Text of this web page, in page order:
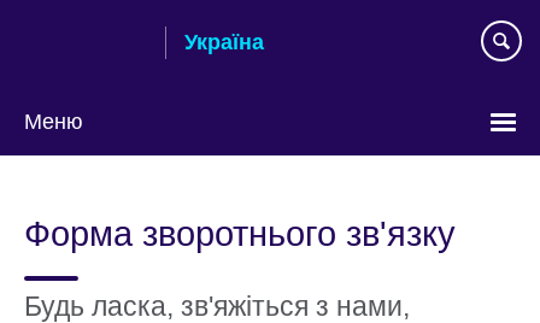
Україна
Меню
language
Форма зворотнього зв'язку
Будь ласка, зв'яжіться з нами,